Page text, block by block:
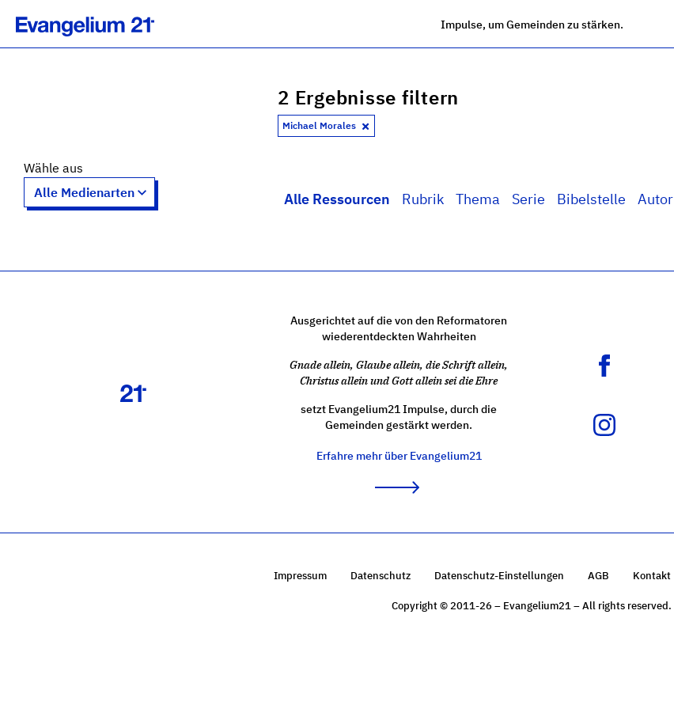
Impulse, um Gemeinden zu stärken.
2 Ergebnisse filtern
Michael Morales
Wähle aus
Alle Ressourcen Rubrik Thema Serie Bibelstelle Autor
Ausgerichtet auf die von den Reformatoren
wiederentdeckten Wahrheiten
Gnade allein, Glaube allein, die Schrift allein,
Christus allein und Gott allein sei die Ehre
setzt Evangelium21 Impulse, durch die
Gemeinden gestärkt werden.
Erfahre mehr über Evangelium21
Impressum Datenschutz Datenschutz-Einstellungen AGB Kontakt
Copyright © 2011-26 – Evangelium21 – All rights reserved.